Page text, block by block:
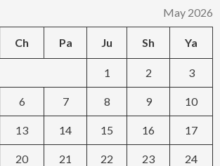
May 2026
Ch Pa Ju Sh Ya
1 2 3
6 7 8 9 10
13 14 15 16 17
20 21 22 23 24